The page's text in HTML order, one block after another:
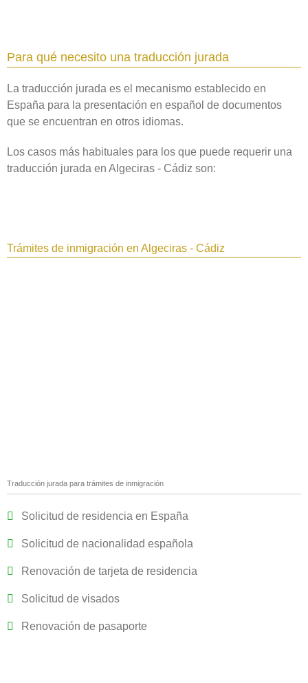
Para qué necesito una traducción jurada
La traducción jurada es el mecanismo establecido en
España para la presentación en español de documentos
que se encuentran en otros idiomas.
Los casos más habituales para los que puede requerir una
traducción jurada en Algeciras - Cádiz son:
Trámites de inmigración en Algeciras - Cádiz
Traducción jurada para trámites de inmigración
Solicitud de residencia en España
Solicitud de nacionalidad española
Renovación de tarjeta de residencia
Solicitud de visados
Renovación de pasaporte